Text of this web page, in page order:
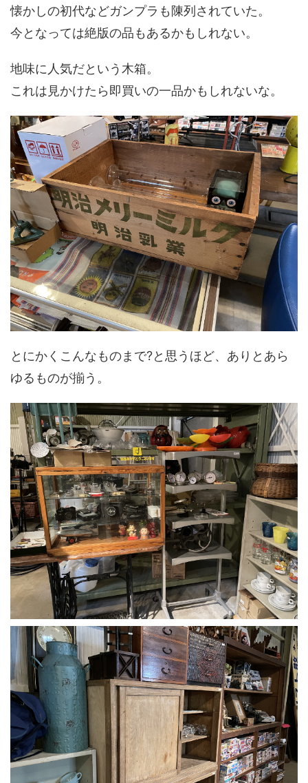
懐かしの初代などガンプラも陳列されていた。
今となっては絶版の品もあるかもしれない。
地味に人気だという木箱。
これは見かけたら即買いの一品かもしれないな。
とにかくこんなものまで?と思うほど、ありとあら
ゆるものが揃う。